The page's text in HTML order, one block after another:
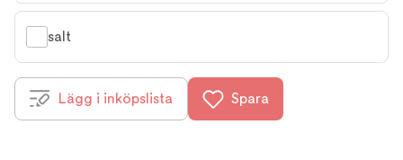
salt
Lägg i inköpslista Spara